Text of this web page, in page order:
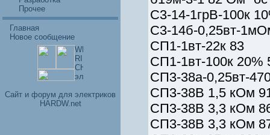
Прочее
Главная
Новое сообщение
Cайт и форум для электриков
HARDW.net
С3-14-1грВ-100к
С3-14б-0,25вт-
СП1-1вт-22к 83
СП1-1вт-100к 20%
СП3-38а-0,25вт-
СП3-38В 1,5 кОм
СП3-38В 3,3 кОм
СП3-38В 3,3 кОм